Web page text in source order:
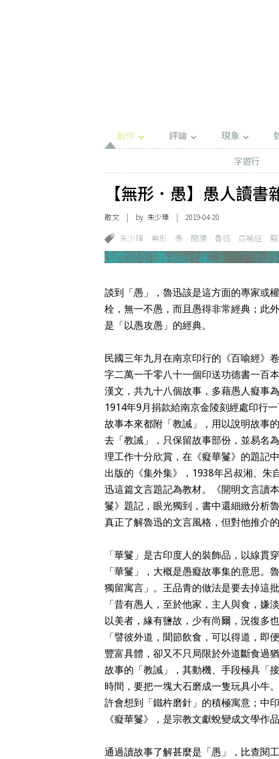
創作 評論 現象
字遊行
【無形．愚】愚人讀書
散文 | by 朱少璋 | 2019-04-20
朱少璋 無形 愚 閱讀 魯迅 百喻經
談到「愚」，魯迅該是這方面的專家或
栓，無一不愚，而且愚得非常經典；此
是「以愚攻愚」的經典。
民國三年九月在南京印行的《百喻經》
字二萬一千零八十一個印送功德書一
漢文，共九十八個故事，多藉愚人癡事
1914年9月捐款給南京金陵刻經處印行
故事本來都附「教誡」，用以說明故事
去「教誡」，只保留故事部份，並易名
理工作十分欣賞，在《癡華鬘》的題記
出版的《集外集》，1938年呂叔湘、朱
迅這篇文言題記為教材。《開明文言讀
鬘》題記，眼光獨到，書中還細緻分析
真正了解魯迅的文言風格，但對他推介
「華鬘」是古印度人的裝飾品，以線貫
「華鬘」，大概是愚癡故事集的意思。
獨留寓言」。王品青的做法是要去掉這
「昔有愚人，至於他家，主人與食，嫌
以美者，緣有鹽故，少有尚爾，況復多
「譬彼外道，聞節飲食，可以得道，
豐富具體，卻又不只局限於外道斷食過
故事的「教誡」，其動機、手段極具「
時間，要把一塊大石磨成一隻玩具小牛
許會想到「鐵杵磨針」的積極寓意；中
《癡華鬘》，是宗教文獻蛻變成文學作
通過讀故事了解甚麼是「愚」，比查閱